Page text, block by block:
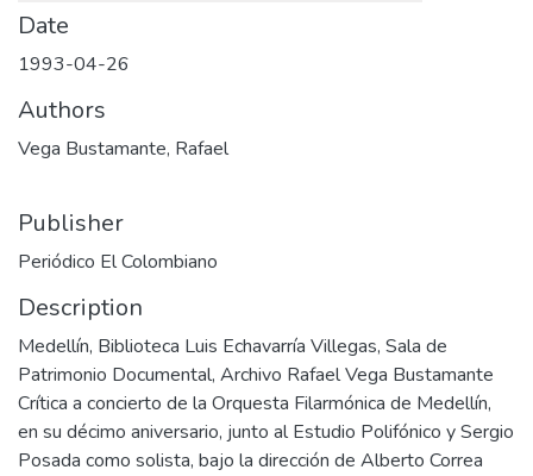
Date
1993-04-26
Authors
Vega Bustamante, Rafael
Publisher
Periódico El Colombiano
Description
Medellín, Biblioteca Luis Echavarría Villegas, Sala de
Patrimonio Documental, Archivo Rafael Vega Bustamante
Crítica a concierto de la Orquesta Filarmónica de Medellín,
en su décimo aniversario, junto al Estudio Polifónico y Sergio
Posada como solista, bajo la dirección de Alberto Correa